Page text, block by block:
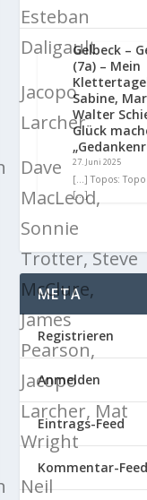
Esteban
Daligault
Jacopo
Larcher
Dave
MacLeod,
Sonnie
Trotter, Steve
McClure,
James
Pearson,
Jacopo
Larcher, Mat
Wright
Neil
Gelbeck –
(7a) – Mein
Sabine,
Walter
Glück
27. Juni 2025
[…] Topos:
[…]
META
Registrieren
Anmelden
Eintrags-Feed
Kommentar-Feed